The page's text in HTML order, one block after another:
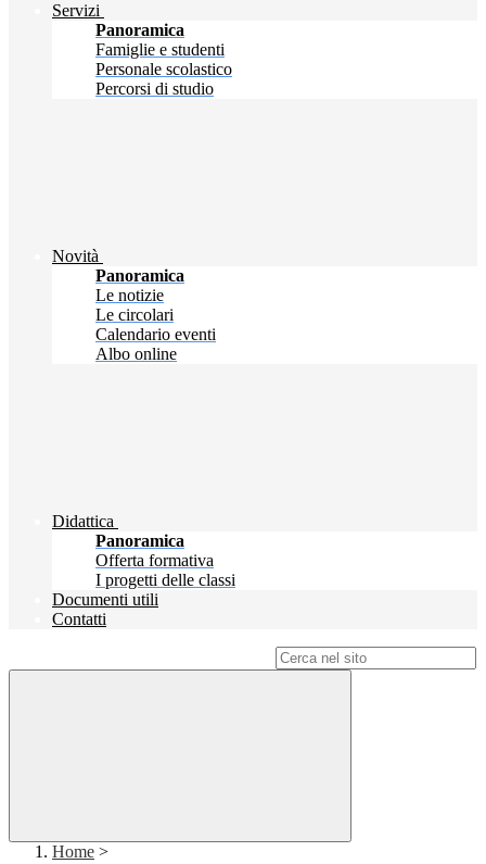
Servizi
Panoramica
Famiglie e studenti
Personale scolastico
Percorsi di studio
Novità
Panoramica
Le notizie
Le circolari
Calendario eventi
Albo online
Didattica
Panoramica
Offerta formativa
I progetti delle classi
Documenti utili
Contatti
Home >